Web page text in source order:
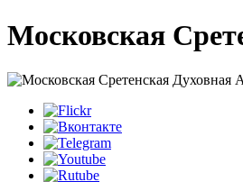
Московская